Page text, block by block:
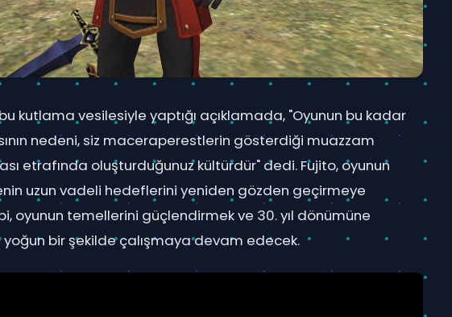
kutlama vesilesiyle yaptığı açıklamada, "Oyunun bu kadar
nedeni, siz maceraperestlerin gösterdiği muazzam
etrafında oluşturduğunuz kültürdür" dedi. Fujito, oyunun
uzun vadeli hedeflerini yeniden gözden geçirmeye
oyunun temellerini güçlendirmek ve 30. yıl dönümüne
yoğun bir şekilde çalışmaya devam edecek.